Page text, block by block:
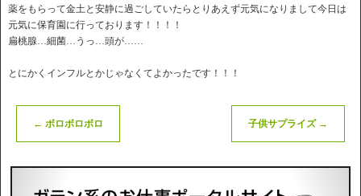
薬をもらって金土と安静に過ごしていたらとりあえず元気になりまして今日は
元気に保育園に行っております！！！！
扁桃腺…細菌…うっ…頭が……
とにかくインフルとかじゃなくてよかったです！！！
← ボロボロボロ 子供サプライズ →